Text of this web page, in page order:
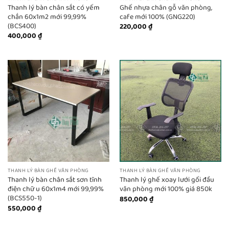
Thanh lý bàn chân sắt có yếm
chắn 60x1m2 mới 99,99%
(BCS400)
400,000₫
Ghế nhựa chân gỗ văn phòng,
cafe mới 100% (GNG220)
220,000₫
THANH LÝ BÀN GHẾ VĂN PHÒNG
Thanh lý bàn chân sắt sơn tĩnh
điện chữ u 60x1m4 mới 99,99%
(BCS550-1)
550,000₫
THANH LÝ BÀN GHẾ VĂN PHÒNG
Thanh lý ghế xoay lưới gối đầu
văn phòng mới 100% giá 850k
850,000₫